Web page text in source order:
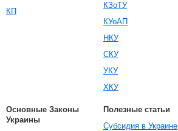
КП
КЗоТУ
КУоАП
НКУ
СКУ
УКУ
ХКУ
Основные Законы
Украины
Полезные статьи
Субсидия в Украине